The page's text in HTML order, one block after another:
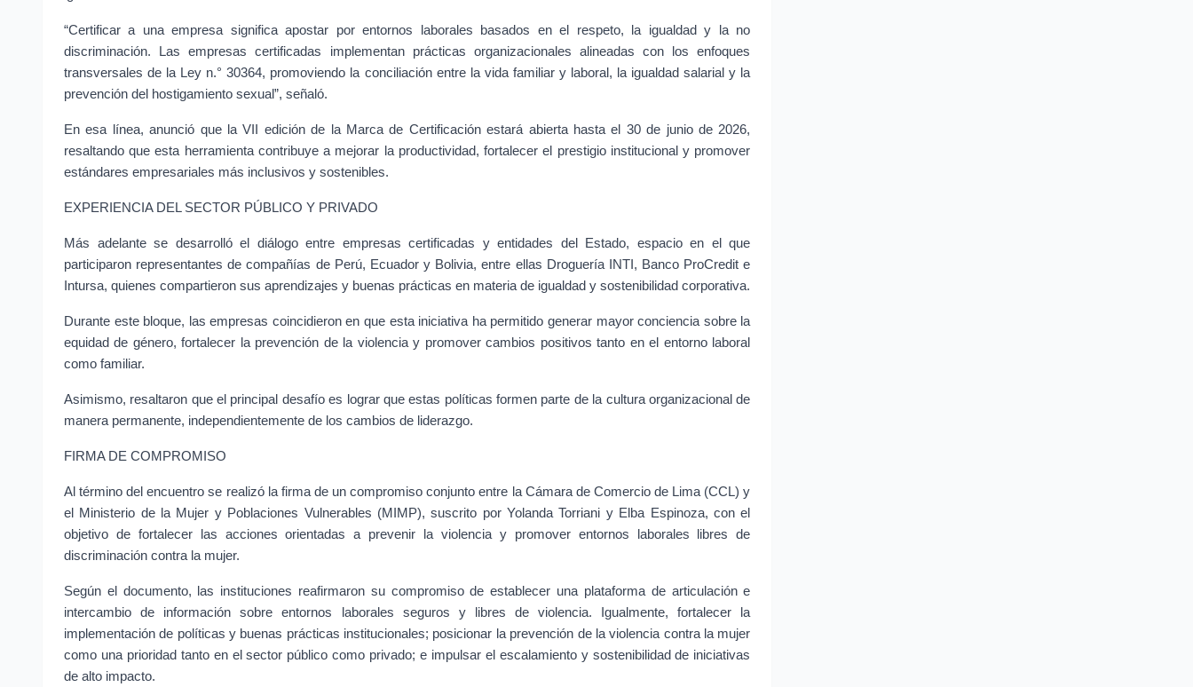
“Certificar a una empresa significa apostar por entornos laborales basados en el respeto, la igualdad y la no
discriminación. Las empresas certificadas implementan prácticas organizacionales alineadas con los enfoques
transversales de la Ley n.° 30364, promoviendo la conciliación entre la vida familiar y laboral, la igualdad salarial y la
prevención del hostigamiento sexual”, señaló.
En esa línea, anunció que la VII edición de la Marca de Certificación estará abierta hasta el 30 de junio de 2026,
resaltando que esta herramienta contribuye a mejorar la productividad, fortalecer el prestigio institucional y promover
estándares empresariales más inclusivos y sostenibles.
EXPERIENCIA DEL SECTOR PÚBLICO Y PRIVADO
Más adelante se desarrolló el diálogo entre empresas certificadas y entidades del Estado, espacio en el que
participaron representantes de compañías de Perú, Ecuador y Bolivia, entre ellas Droguería INTI, Banco ProCredit e
Intursa, quienes compartieron sus aprendizajes y buenas prácticas en materia de igualdad y sostenibilidad corporativa.
Durante este bloque, las empresas coincidieron en que esta iniciativa ha permitido generar mayor conciencia sobre la
equidad de género, fortalecer la prevención de la violencia y promover cambios positivos tanto en el entorno laboral
como familiar.
Asimismo, resaltaron que el principal desafío es lograr que estas políticas formen parte de la cultura organizacional de
manera permanente, independientemente de los cambios de liderazgo.
FIRMA DE COMPROMISO
Al término del encuentro se realizó la firma de un compromiso conjunto entre la Cámara de Comercio de Lima (CCL) y
el Ministerio de la Mujer y Poblaciones Vulnerables (MIMP), suscrito por Yolanda Torriani y Elba Espinoza, con el
objetivo de fortalecer las acciones orientadas a prevenir la violencia y promover entornos laborales libres de
discriminación contra la mujer.
Según el documento, las instituciones reafirmaron su compromiso de establecer una plataforma de articulación e
intercambio de información sobre entornos laborales seguros y libres de violencia. Igualmente, fortalecer la
implementación de políticas y buenas prácticas institucionales; posicionar la prevención de la violencia contra la mujer
como una prioridad tanto en el sector público como privado; e impulsar el escalamiento y sostenibilidad de iniciativas
de alto impacto.